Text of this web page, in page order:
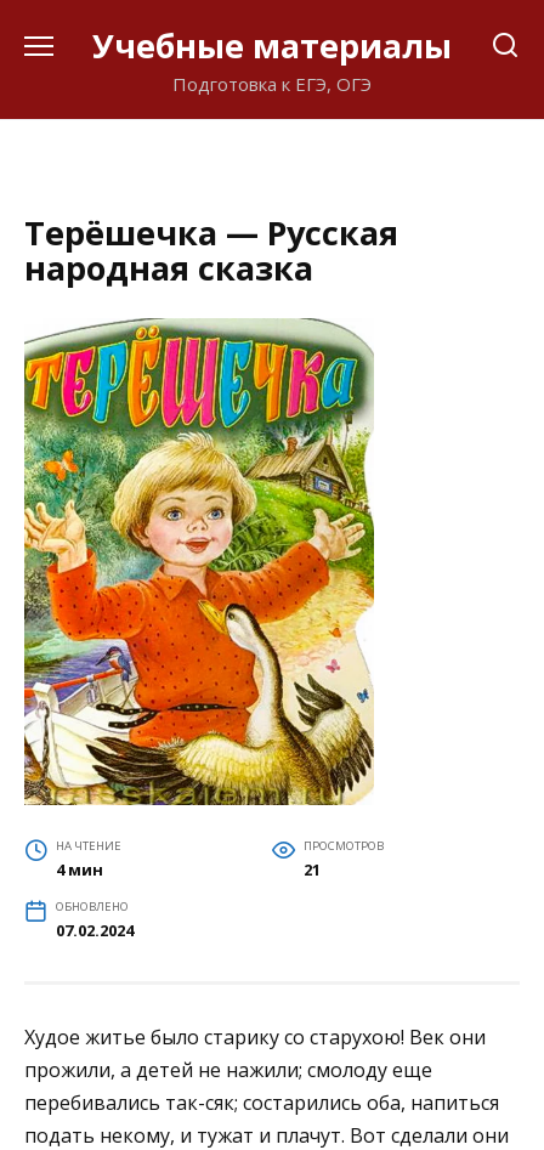
Учебные материалы
Подготовка к ЕГЭ, ОГЭ
Терёшечка — Русская
народная сказка
НА ЧТЕНИЕ
4 мин
ПРОСМОТРОВ
21
ОБНОВЛЕНО
07.02.2024
Худое житье было старику со старухою! Век они
прожили, а детей не нажили; смолоду еще
перебивались так-сяк; состарились оба, напиться
подать некому, и тужат и плачут. Вот сделали они